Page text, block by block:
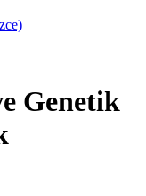
Genetik